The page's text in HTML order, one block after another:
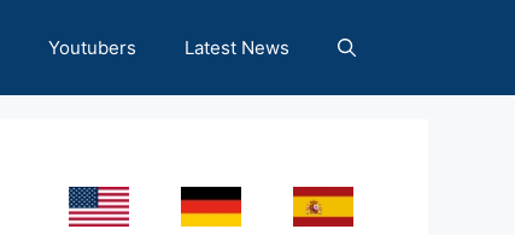
Youtubers Latest News